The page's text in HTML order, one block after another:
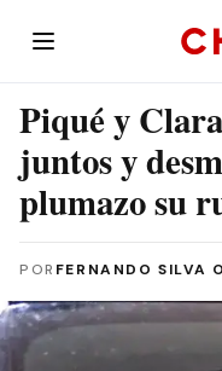
Piqué y
juntos y
plumazo su
POR FERNANDO SILVA